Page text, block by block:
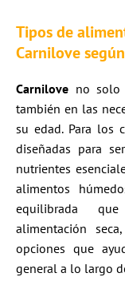
Tipos de
Carnilove
Carnilove no solo
también en las
su edad. Para los
diseñadas para
nutrientes
alimentos
equilibrada
alimentación
opciones que
general a lo largo